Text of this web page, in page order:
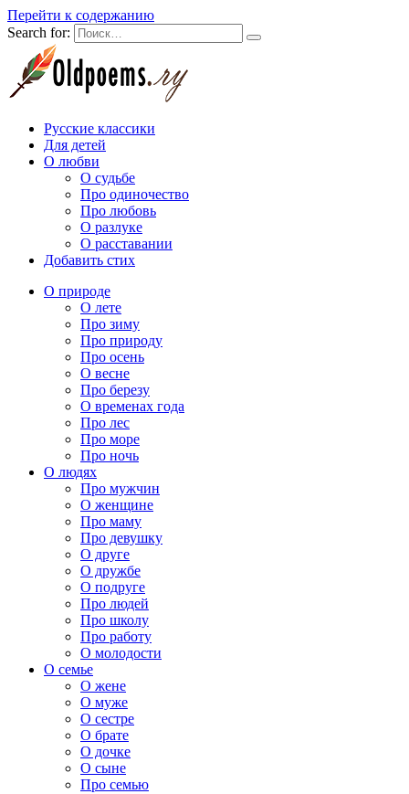
Перейти к содержанию
Search for:
Русские классики
Для детей
О любви
О судьбе
Про одиночество
Про любовь
О разлуке
О расставании
Добавить стих
О природе
О лете
Про зиму
Про природу
Про осень
О весне
Про березу
О временах года
Про лес
Про море
Про ночь
О людях
Про мужчин
О женщине
Про маму
Про девушку
О друге
О дружбе
О подруге
Про людей
Про школу
Про работу
О молодости
О семье
О жене
О муже
О сестре
О брате
О дочке
О сыне
Про семью